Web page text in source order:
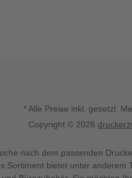
* Alle Preise inkl. gesetzl.
Copyright © 2026
nach dem passenden
Sortiment bietet unter